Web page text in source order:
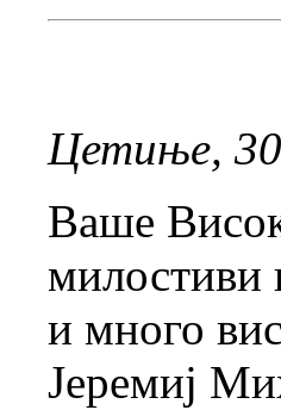
Цетиње,
Ваше
милостиви
и много
Јеремиј